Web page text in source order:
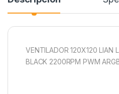
VENTILADOR 120X120 LIAN
BLACK 2200RPM PWM